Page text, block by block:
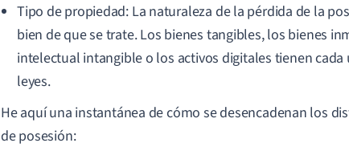
Tipo de propiedad: La naturaleza de la pérdida de la
bien de que se trate. Los bienes tangibles, los bienes
intelectual intangible o los activos digitales tienen
leyes.
He aquí una instantánea de cómo se desencadenan los
de posesión: